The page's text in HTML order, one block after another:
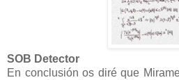
SOB Detector
En conclusión os diré que